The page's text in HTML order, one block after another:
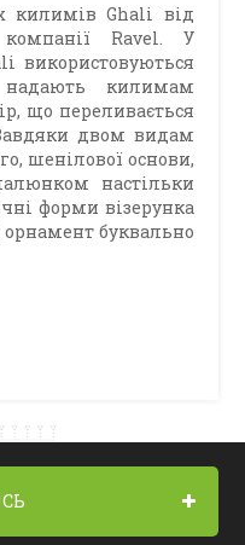
килимів Ghali від
компанії Ravel. У
використовуються
килимам
що переливається
двом видам
шенілової основи,
настільки
форми візерунка
буквально